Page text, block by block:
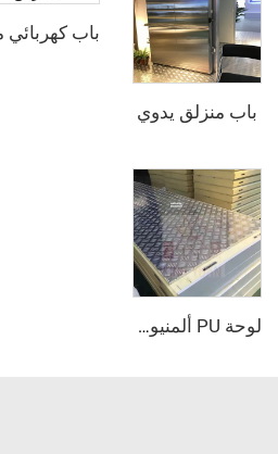
يدوي
باب كهربائي منزلق
لوحة PU ألمنيوم مركبة مقاومة للانزلاق